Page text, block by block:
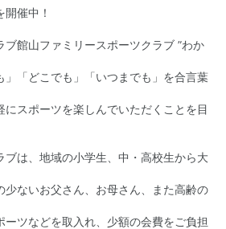
催中！
館山ファミリースポーツクラブ ”わか
」「どこでも」「いつまでも」を合言葉
にスポーツを楽しんでいただくことを目
ブは、地域の小学生、中・高校生から大
少ないお父さん、お母さん、また高齢の
ーツなどを取入れ、少額の会費をご負担